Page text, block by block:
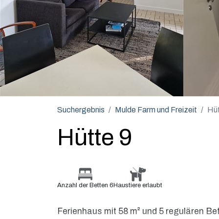
Suchergebnis Mulde Farm und Freizeit
Hütte 9
Anzahl der Betten 6 Haustiere erlaubt
Ferienhaus mit 58 m² und 5 regulären